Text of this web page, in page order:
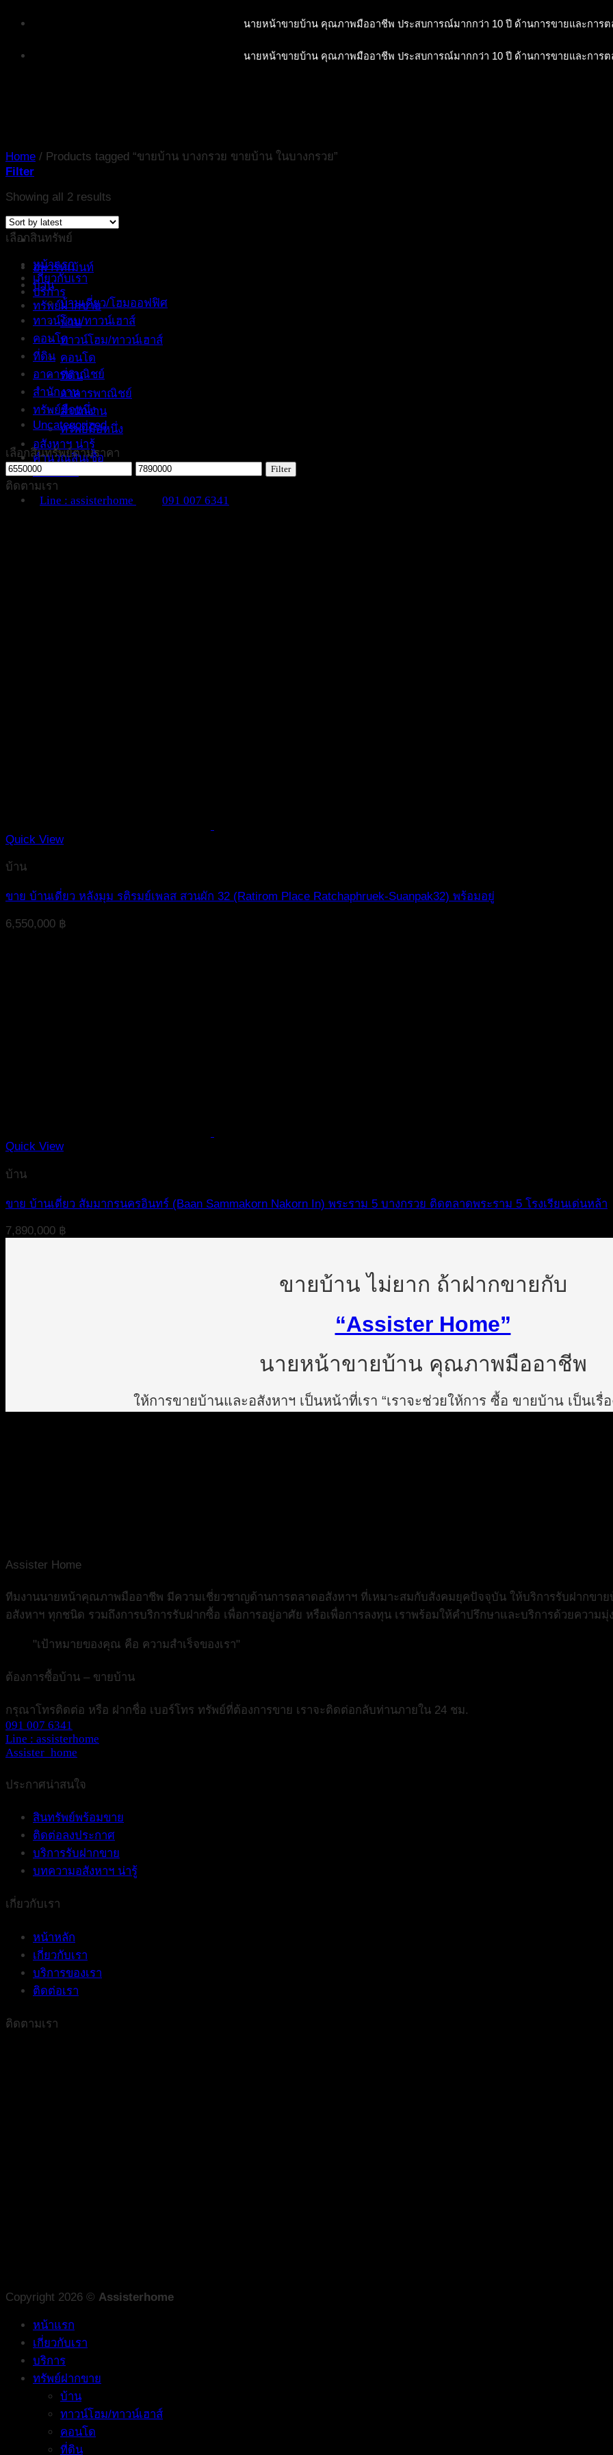
Skip
นายหน้าขายบ้าน คุณภาพมืออาชีพ ประสบการณ์มากกว่า 10 ปี ด้านการขายและการต
นายหน้าขายบ้าน คุณภาพมืออาชีพ ประสบการณ์มากกว่า 10 ปี ด้านการขายและการต
หน้าแรก
เกี่ยวกับเรา
บริการ
ทรัพย์ฝากขาย
บ้าน
ทาวน์โฮม/ทาวน์เฮาส์
คอนโด
ที่ดิน
อาคารพาณิชย์
สำนักงาน
ทรัพย์มือหนึ่ง
อสังหาฯ น่ารู้
คำนวณสินเชื่อ
ติดต่อเรา
Line : assisterhome 091 007 6341
Home / Products tagged “ขายบ้าน บางกรวย ขายบ้าน ในบางกรวย”
Filter
Showing all 2 results
เลือกสินทรัพย์
อพาร์ทเม้นท์
บ้าน
บ้านเดี่ยว/โฮมออฟฟิศ
ทาวน์โฮม/ทาวน์เฮาส์
คอนโด
ที่ดิน
อาคารพาณิชย์
สำนักงาน
ทรัพย์มือหนึ่ง
Uncategorized
เลือกสินทรัพย์ตามราคา
Min
price
Max
Filter
ติดตามเรา
Quick View
บ้าน
ขาย บ้านเดี่ยว หลังมุม รติรมย์เพลส สวนผัก 32 (Ratirom Place Ratchaphruek-Suanpak32) พร้อมอยู่
6,550,000 ฿
Quick View
บ้าน
ขาย บ้านเดี่ยว สัมมากรนครอินทร์ (Baan Sammakorn Nakorn In) พระราม 5 บางกรวย ติดตลาดพระราม 5 โรงเรียนเด่นหล้า
7,890,000 ฿
ขายบ้าน ไม่ยาก ถ้าฝากขายกับ
“Assister Home”
นายหน้าขายบ้าน คุณภาพมืออาชีพ
ให้การขายบ้านและอสังหาฯ เป็นหน้าที่เรา “เราจะช่วยให้การ ซื้อ ขายบ้าน เป็นเรื่
Assister Home
ทีมงานนายหน้าคุณภาพมืออาชีพ มีความเชี่ยวชาญด้านการตลาดอสังหาฯ ที่เหมาะสมกับสังคมยุคปัจจุบัน ให้บริการรับฝากขา
อสังหาฯ ทุกชนิด รวมถึงการบริการรับฝากซื้อ เพื่อการอยู่อาศัย หรือเพื่อการลงทุน เราพร้อมให้คำปรึกษาและบริการด้วยความ
"เป้าหมายของคุณ คือ ความสำเร็จของเรา"
ต้องการซื้อบ้าน – ขายบ้าน
กรุณาโทรติดต่อ หรือ ฝากชื่อ เบอร์โทร ทรัพย์ที่ต้องการขาย เราจะติดต่อกลับท่านภายใน 24 ชม.
091 007 6341
Line : assisterhome
Assister_home
ประกาศน่าสนใจ
สินทรัพย์พร้อมขาย
ติดต่อลงประกาศ
บริการรับฝากขาย
บทความอสังหาฯ น่ารู้
เกี่ยวกับเรา
หน้าหลัก
เกี่ยวกับเรา
บริการของเรา
ติดต่อเรา
ติดตามเรา
Copyright 2026 © Assisterhome
หน้าแรก
เกี่ยวกับเรา
บริการ
ทรัพย์ฝากขาย
บ้าน
ทาวน์โฮม/ทาวน์เฮาส์
คอนโด
ที่ดิน